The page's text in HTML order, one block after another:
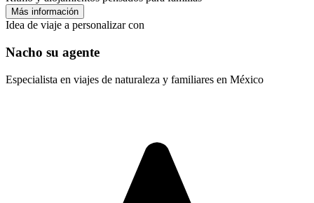
Más información
Idea de viaje a personalizar con
Nacho su agente
Especialista en viajes de naturaleza y familiares en México